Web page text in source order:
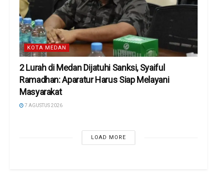
KOTA MEDAN
2 Lurah di Medan Dijatuhi Sanksi, Syaiful
Ramadhan: Aparatur Harus Siap Melayani
Masyarakat
7 AGUSTUS 2026
LOAD MORE